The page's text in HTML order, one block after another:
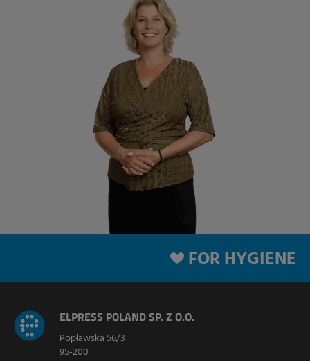
FOR HYGIENE
ELPRESS POLAND SP. Z O.O.
Popławska 56/3
95-200